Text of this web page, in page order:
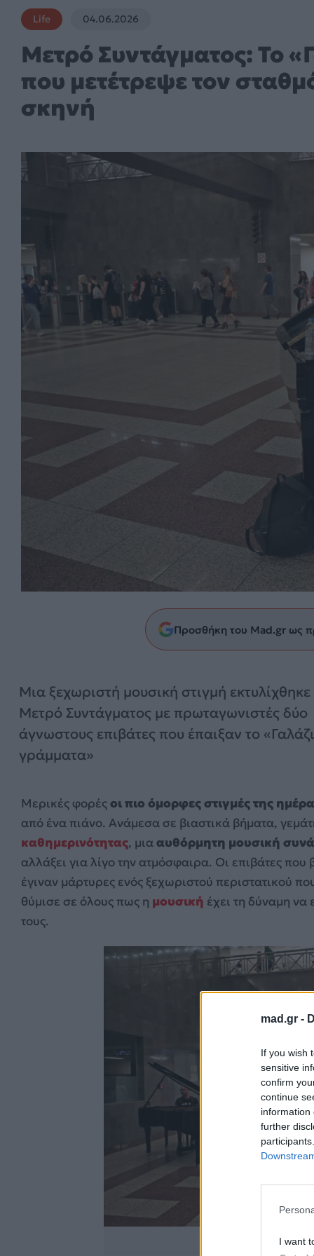
mad.gr -
If you wish
sensitive
confirm
continue
information
further
I want
Life 04.06.2026
Μετρό Συντάγματος: Το
που μετέτρεψε τον
σκηνή
Προσθήκη του Mad.gr ως
Μια ξεχωριστή μουσική στιγμή
Μετρό Συντάγματος με πρωταγωνιστές δύο
άγνωστους επιβάτες που έπαιξαν το
γράμματα»
Μερικές φορέςοι πιο όμορφες στιγμές της
από ένα πιάνο. Ανάμεσα σε βιαστικά βήματα,
καθημερινότητας, μιααυθόρμητη μουσική
αλλάξει για λίγο την ατμόσφαιρα. Οι επιβάτες που
έγιναν μάρτυρες ενός ξεχωριστού περιστατικού
θύμισε σε όλους πως η μουσική έχει τη δύναμη να
τους.
Πηγή: